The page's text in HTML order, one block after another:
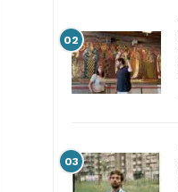
02
03